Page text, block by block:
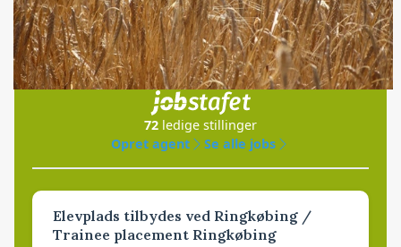
Jobs
i samarbejde med
72 ledige stillinger
Opret agent
Se alle jobs
Elevplads tilbydes ved Ringkøbing /
Trainee placement Ringkøbing